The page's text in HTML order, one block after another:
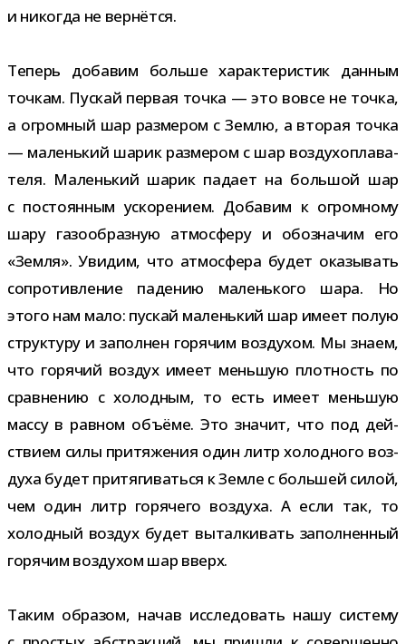
и нико­гда не вернётся.
Теперь доба­вим больше харак­те­ри­стик дан­ным
точ­кам. Пускай пер­вая точка — это вовсе не точка,
а огром­ный шар раз­ме­ром с Землю, а вто­рая точка
— малень­кий шарик раз­ме­ром с шар воз­ду­хо­пла­ва­
теля. Маленький шарик падает на боль­шой шар
с посто­ян­ным уско­ре­нием. Добавим к огром­ному
шару газо­об­раз­ную атмо­сферу и обо­зна­чим его
«Земля». Увидим, что атмо­сфера будет ока­зы­вать
сопро­тив­ле­ние паде­нию малень­кого шара. Но
этого нам мало: пус­кай малень­кий шар имеет полую
струк­туру и запол­нен горя­чим воз­ду­хом. Мы знаем,
что горя­чий воз­дух имеет мень­шую плот­ность по
срав­не­нию с холод­ным, то есть имеет мень­шую
массу в рав­ном объ­ёме. Это зна­чит, что под дей­
ствием силы при­тя­же­ния один литр холод­ного воз­
духа будет при­тя­ги­ваться к Земле с боль­шей силой,
чем один литр горя­чего воз­духа. А если так, то
холод­ный воз­дух будет вытал­ки­вать запол­нен­ный
горя­чим воз­ду­хом шар вверх.
Таким обра­зом, начав иссле­до­вать нашу систему